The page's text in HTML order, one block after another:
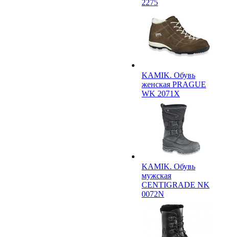
2275
KAMIK. Обувь
женская PRAGUE
WK 2071X
KAMIK. Обувь
мужская
CENTIGRADE NK
0072N